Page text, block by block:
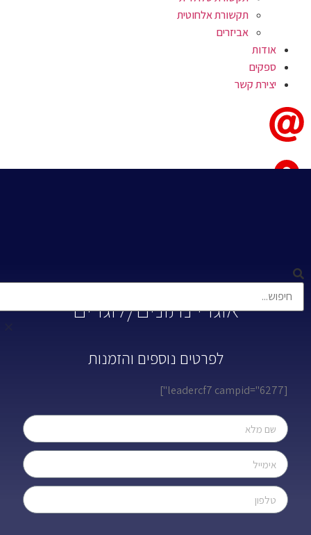
תקשורת אלחוטית
אביזרים
אודות
ספקים
יצירת קשר
אוגרי נתונים/לוגרים
לפרטים נוספים והזמנות
[leadercf7 campid="6277"]